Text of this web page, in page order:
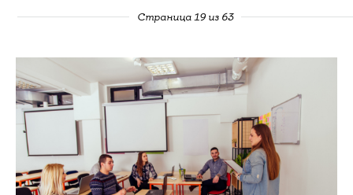
Страница 19 из 63